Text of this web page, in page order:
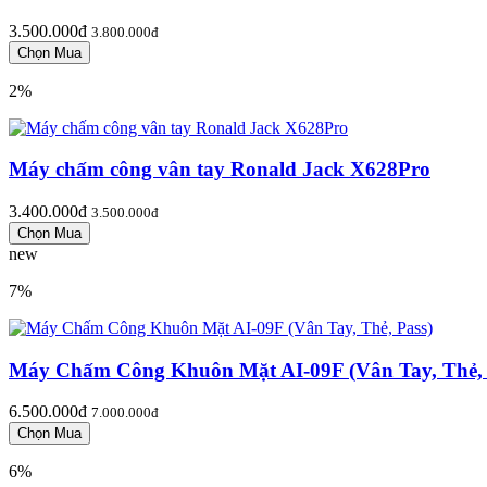
3.500.000đ 3.800.000đ
2%
Máy chấm công vân tay Ronald Jack X628Pro
3.400.000đ 3.500.000đ
new
7%
Máy Chấm Công Khuôn Mặt AI-09F (Vân Tay, Thẻ,
6.500.000đ 7.000.000đ
6%